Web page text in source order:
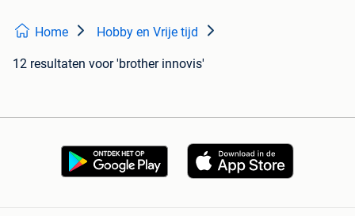
Home Hobby en Vrije tijd
12 resultaten voor 'brother innovis'